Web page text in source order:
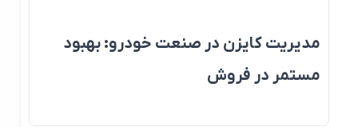
مدیریت کایزن در صنعت خودرو: بهبود
مستمر در فروش